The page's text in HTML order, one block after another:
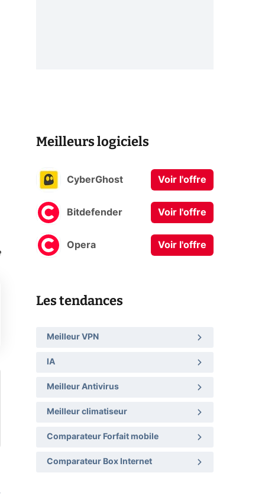
Meilleurs logiciels
CyberGhost Voir l'offre
Bitdefender Voir l'offre
Opera Voir l'offre
Les tendances
Meilleur VPN
IA
Meilleur Antivirus
Meilleur climatiseur
Comparateur Forfait mobile
Comparateur Box Internet